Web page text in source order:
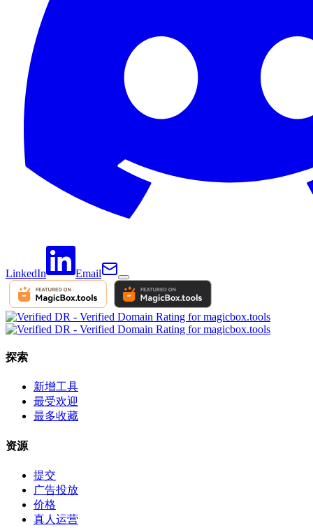
LinkedIn Email
探索
新增工具
最受欢迎
最多收藏
资源
提交
广告投放
价格
真人运营